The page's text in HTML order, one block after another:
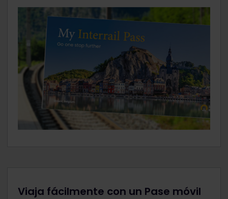
Viaja fácilmente con un Pase móvil